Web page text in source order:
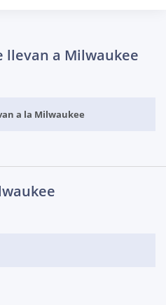
llevan a Milwaukee
a la Milwaukee